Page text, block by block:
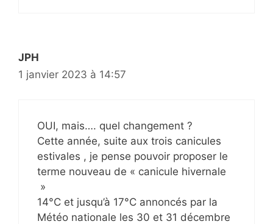
JPH
1 janvier 2023 à 14:57
OUI, mais…. quel changement ?
Cette année, suite aux trois canicules
estivales , je pense pouvoir proposer le
terme nouveau de « canicule hivernale
»
14°C et jusqu’à 17°C annoncés par la
Météo nationale les 30 et 31 décembre